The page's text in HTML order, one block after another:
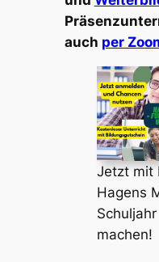
auch per
Jetzt mit
Hagens
machen!